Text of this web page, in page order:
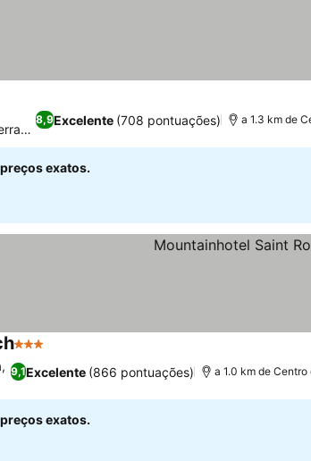
8,9Excelente (708 pontuações) a 1.3 km de
exatos.
3 Estrelas
9,1Excelente (866 pontuações) a 1.0 km de
exatos.